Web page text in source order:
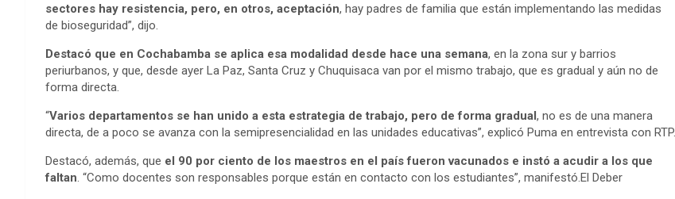
sectores hay resistencia, pero, en otros, aceptación, hay padres de familia que están implementando las medidas
de bioseguridad”, dijo.
Destacó que en Cochabamba se aplica esa modalidad desde hace una semana, en la zona sur y barrios
periurbanos, y que, desde ayer La Paz, Santa Cruz y Chuquisaca van por el mismo trabajo, que es gradual y aún no de
forma directa.
“Varios departamentos se han unido a esta estrategia de trabajo, pero de forma gradual, no es de una manera
directa, de a poco se avanza con la semipresencialidad en las unidades educativas”, explicó Puma en entrevista con RTP.
Destacó, además, que el 90 por ciento de los maestros en el país fueron vacunados e instó a acudir a los que
faltan . “Como docentes son responsables porque están en contacto con los estudiantes”, manifestó.El Deber